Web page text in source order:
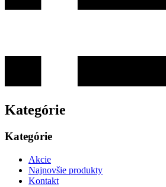
Kategórie
Kategórie
Akcie
Najnovšie produkty
Kontakt